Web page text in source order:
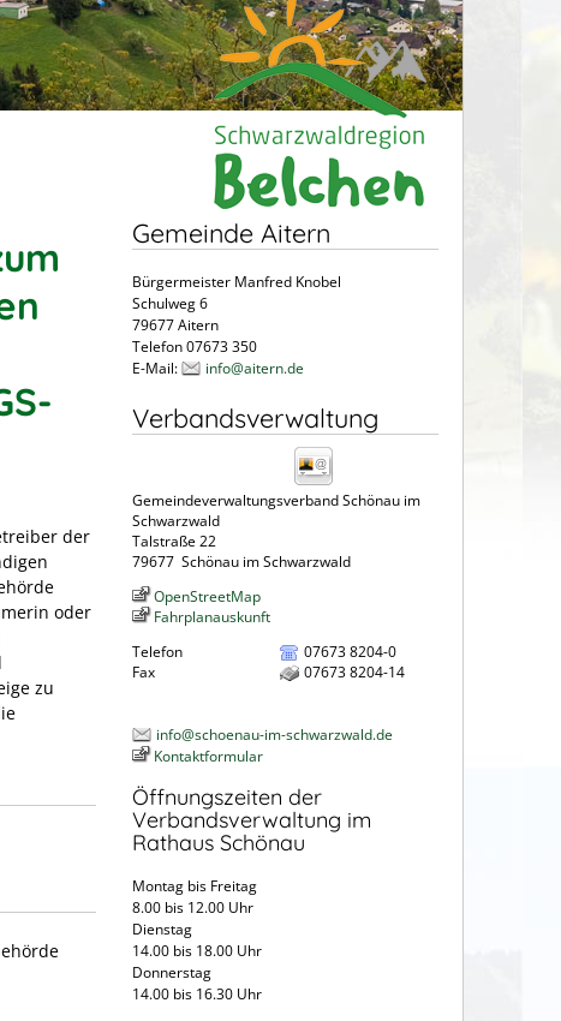
der
oder
zu
Gemeinde Aitern
Bürgermeister Manfred Knobel
Schulweg 6
79677 Aitern
Telefon 07673 350
E-Mail:
info@aitern.de
Verbandsverwaltung
Gemeindeverwaltungsverband Schönau im
Schwarzwald
Talstraße 22
79677 Schönau im Schwarzwald
OpenStreetMap
Fahrplanauskunft
Telefon
07673 8204-0
Fax
07673 8204-14
info@schoenau-im-schwarzwald.de
Kontaktformular
Öffnungszeiten der
Verbandsverwaltung im
Rathaus Schönau
Montag bis Freitag
8.00 bis 12.00 Uhr
Dienstag
14.00 bis 18.00 Uhr
Donnerstag
14.00 bis 16.30 Uhr